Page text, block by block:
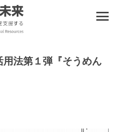
法第１弾『そうめん